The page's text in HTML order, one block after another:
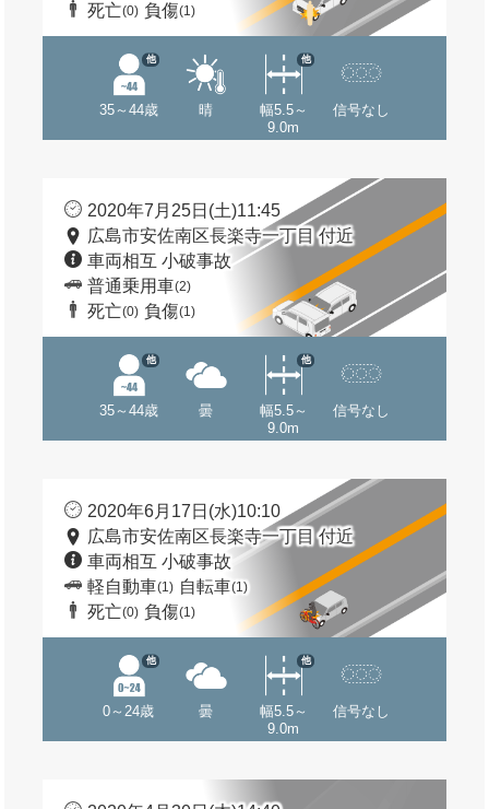
死亡(0) 負傷(1)
35～44歳
他
晴
幅5.5～
9.0m
他
信号なし
2020年7月25日(土)11:45
広島市安佐南区長楽寺一丁目 付近
車両相互 小破事故
普通乗用車(2)
死亡(0) 負傷(1)
35～44歳
他
曇
幅5.5～
9.0m
他
信号なし
2020年6月17日(水)10:10
広島市安佐南区長楽寺一丁目 付近
車両相互 小破事故
軽自動車(1) 自転車(1)
死亡(0) 負傷(1)
0～24歳
他
曇
幅5.5～
9.0m
他
信号なし